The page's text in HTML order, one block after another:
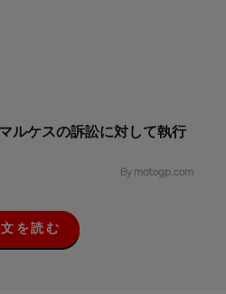
ルケスの訴訟に対して執行
By motogp.com
全
文
を読む